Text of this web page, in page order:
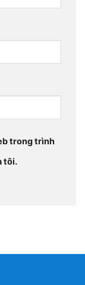
trong trình
tôi.